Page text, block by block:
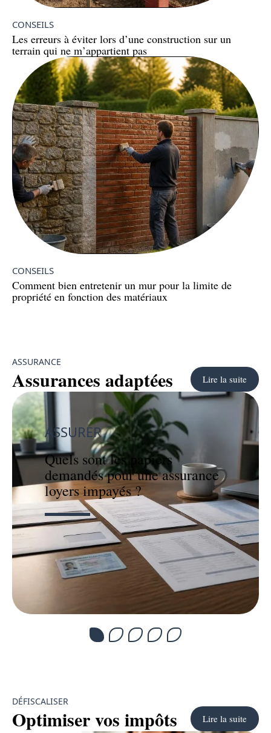
CONSEILS
Les erreurs à éviter lors d’une construction sur un
terrain qui ne m’appartient pas
CONSEILS
Comment bien entretenir un mur pour la limite de
propriété en fonction des matériaux
ASSURANCE
Assurances adaptées Lire la suite
ASSURER
Quels sont les papiers
demandés pour une assurance
loyers impayés ?
DÉFISCALISER
Optimiser vos impôts Lire la suite